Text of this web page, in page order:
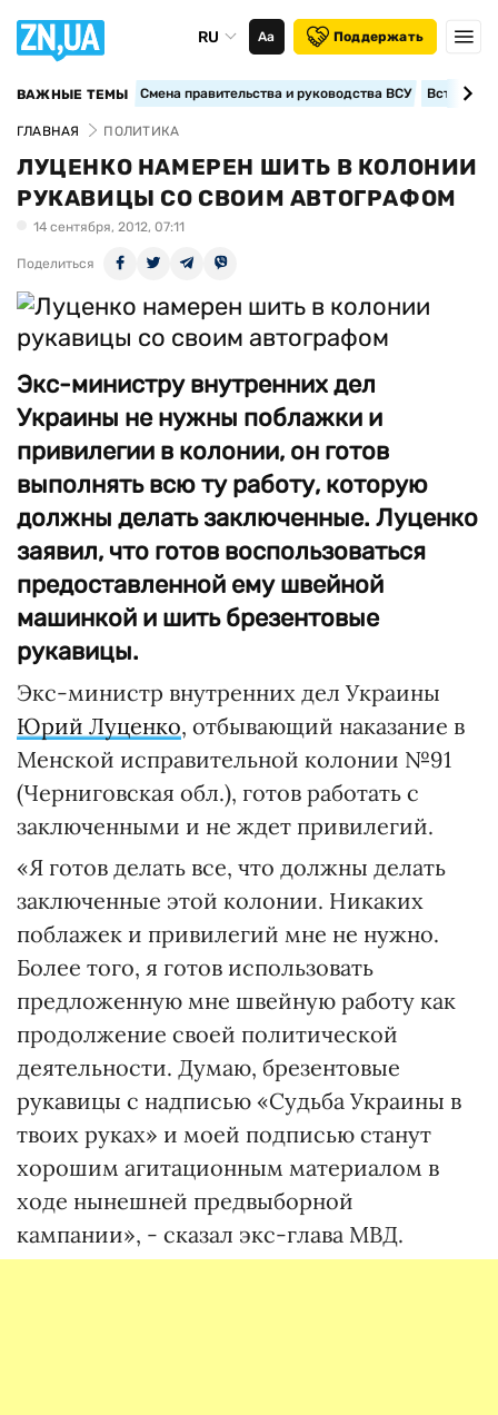
RU Аа Поддержать
ВАЖНЫЕ ТЕМЫ Смена правительства и руководства ВСУ
ГЛАВНАЯ ПОЛИТИКА
ЛУЦЕНКО НАМЕРЕН ШИТЬ В КОЛОНИИ
РУКАВИЦЫ СО СВОИМ АВТОГРАФОМ
14 сентября, 2012, 07:11
Поделиться
Экс-министру внутренних дел
Украины не нужны поблажки и
привилегии в колонии, он готов
выполнять всю ту работу, которую
должны делать заключенные. Луценко
заявил, что готов воспользоваться
предоставленной ему швейной
машинкой и шить брезентовые
рукавицы.
Экс-министр внутренних дел Украины
Юрий Луценко, отбывающий наказание в
Менской исправительной колонии №91
(Черниговская обл.), готов работать с
заключенными и не ждет привилегий.
«Я готов делать все, что должны делать
заключенные этой колонии. Никаких
поблажек и привилегий мне не нужно.
Более того, я готов использовать
предложенную мне швейную работу как
продолжение своей политической
деятельности. Думаю, брезентовые
рукавицы с надписью «Судьба Украины в
твоих руках» и моей подписью станут
хорошим агитационным материалом в
ходе нынешней предвыборной
кампании», - сказал экс-глава МВД.